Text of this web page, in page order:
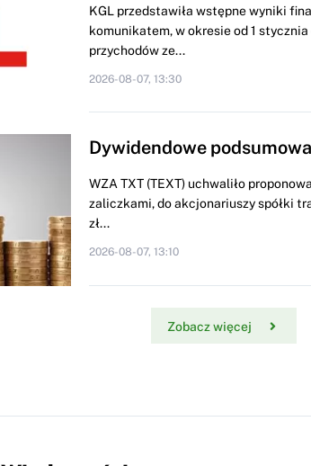
KGL przedstawiła wstępne wyniki
komunikatem, w okresie od 1
przychodów ze...
2026-08-07, 13:30
Dywidendowe
WZA TXT (TEXT) uchwaliło
zaliczkami, do akcjonariuszy spółki
zł...
2026-08-07, 13:10
Zobacz więcej